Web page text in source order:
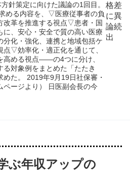
針策定に向けた議論の1回目。
める内容を、▽医療従事者の負
改革を推進する視点▽患者・国
に、安心・安全で質の高い医療
化・強化、連携と地域包括ケ
点▽効率化・適正化を通じて、
高める視点――の4つに分け、
対象例をまとめた「たたき
た。 2019年9月19日社保審・
ページより） 日医副会長の今
ぶ年収アップの